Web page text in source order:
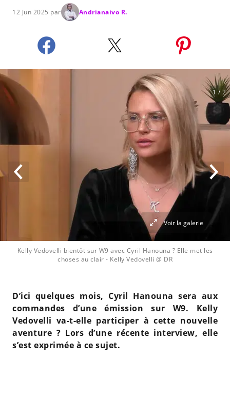
12 Jun 2025 par Andrianaivo R.
Kelly Vedovelli bientôt sur W9 avec Cyril Hanouna ? Elle met les
choses au clair - Kelly Vedovelli @ DR
1 / 2
Voir la galerie
D’ici quelques mois, Cyril Hanouna sera aux
commandes d’une émission sur W9. Kelly
Vedovelli va-t-elle participer à cette nouvelle
aventure ? Lors d’une récente interview, elle
s’est exprimée à ce sujet.